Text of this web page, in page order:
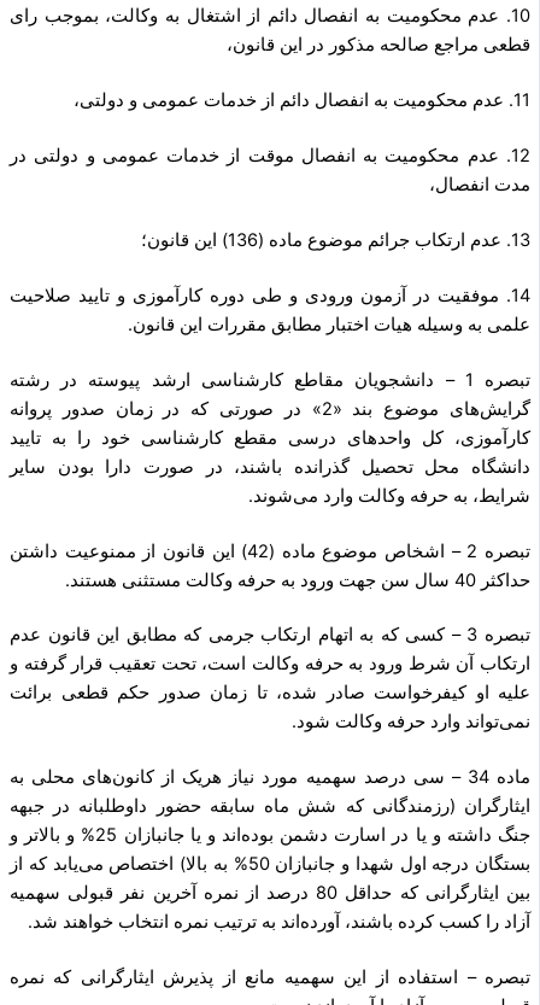
10. عدم محکومیت به انفصال دائم از اشتغال به وکالت، بموجب رای
قطعی مراجع صالحه مذکور در این قانون،
11. عدم محکومیت به انفصال دائم از خدمات عمومی و دولتی،
12. عدم محکومیت به انفصال موقت از خدمات عمومی و دولتی در
مدت انفصال،
13. عدم ارتکاب جرائم موضوع ماده (136) این قانون؛
14. موفقیت در آزمون ورودی و طی دوره کارآموزی و تایید صلاحیت
علمی به وسیله هیات اختبار مطابق مقررات این قانون.
تبصره 1 – دانشجویان مقاطع کارشناسی ارشد پیوسته در رشته
گرایش‌های موضوع بند «2» در صورتی که در زمان صدور پروانه
کارآموزی، کل واحدهای درسی مقطع کارشناسی خود را به تایید
دانشگاه محل تحصیل گذرانده باشند، در صورت دارا بودن سایر
شرایط، به حرفه وکالت وارد می‌شوند.
تبصره 2 – اشخاص موضوع ماده (42) این قانون از ممنوعیت داشتن
حداکثر 40 سال سن جهت ورود به حرفه وکالت مستثنی هستند.
تبصره 3 – کسی که به اتهام ارتکاب جرمی که مطابق این قانون عدم
ارتکاب آن شرط ورود به حرفه وکالت است، تحت تعقیب قرار گرفته و
علیه او کیفرخواست صادر شده، تا زمان صدور حکم قطعی برائت
نمی‌تواند وارد حرفه وکالت شود.
‌ماده 34 – سی درصد سهمیه مورد نیاز هریک از کانون‌های محلی به
ایثارگران (‌رزمندگانی که شش ماه سابقه حضور داوطلبانه در جبهه
جنگ داشته و یا در اسارت دشمن بوده‌اند و یا جانبازان 25% و بالاتر و
بستگان درجه اول شهدا و جانبازان 50% به بالا) اختصاص می‌یابد که از
بین ایثارگرانی که حداقل 80 درصد از نمره آخرین نفر قبولی سهمیه
آزاد را کسب کرده باشند، آورده‌اند به ترتیب نمره انتخاب خواهند شد.
‌تبصره – استفاده از این سهمیه مانع از پذیرش ایثارگرانی که نمره